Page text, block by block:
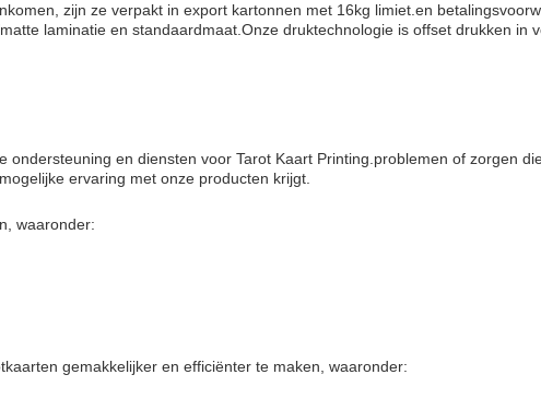
zijn ze verpakt in export kartonnen met 16kg limiet.en
lamina­tie en standaardmaat.Onze druktechnologie is offset drukken in
en diensten voor Tarot Kaart Printing.problemen of zorgen
ervaring met onze producten krijgt.
waaronder:
gemakkelijker en efficiënter te maken, waaronder: